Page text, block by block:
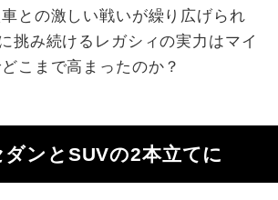
との激しい戦いが繰り広げられ
挑み続けるレガシィの実力はマイ
こまで高まったのか？
ンとSUVの2本立てに